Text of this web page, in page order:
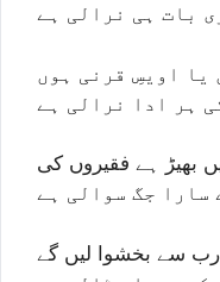
بات ہی نرالی ہے
یا اویسِ قرنی ہوں
ہر ادا نرالی ہے
بھیڑ ہے فقیروں کی
سارا جگ سوالی ہے
رب سے بخشوا لیں گے